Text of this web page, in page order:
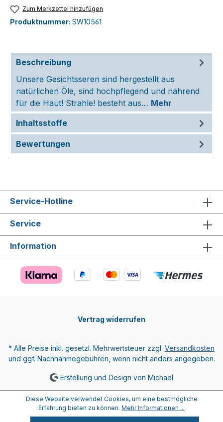
Zum Merkzettel hinzufügen
Produktnummer: SW10561
Beschreibung
Unsere Gesichtsseren sind hergestellt aus
natürlichen Öle, sind hochpflegend und nährend
für die Haut! Strahle! besteht aus… Mehr
Inhaltsstoffe
Bewertungen
Service-Hotline
Service
Information
Vertrag widerrufen
* Alle Preise inkl. gesetzl. Mehrwertsteuer zzgl. Versandkosten
und ggf. Nachnahmegebühren, wenn nicht anders angegeben.
Erstellung und Design von Michael
Diese Website verwendet Cookies, um eine bestmögliche
Erfahrung bieten zu können. Mehr Informationen ...